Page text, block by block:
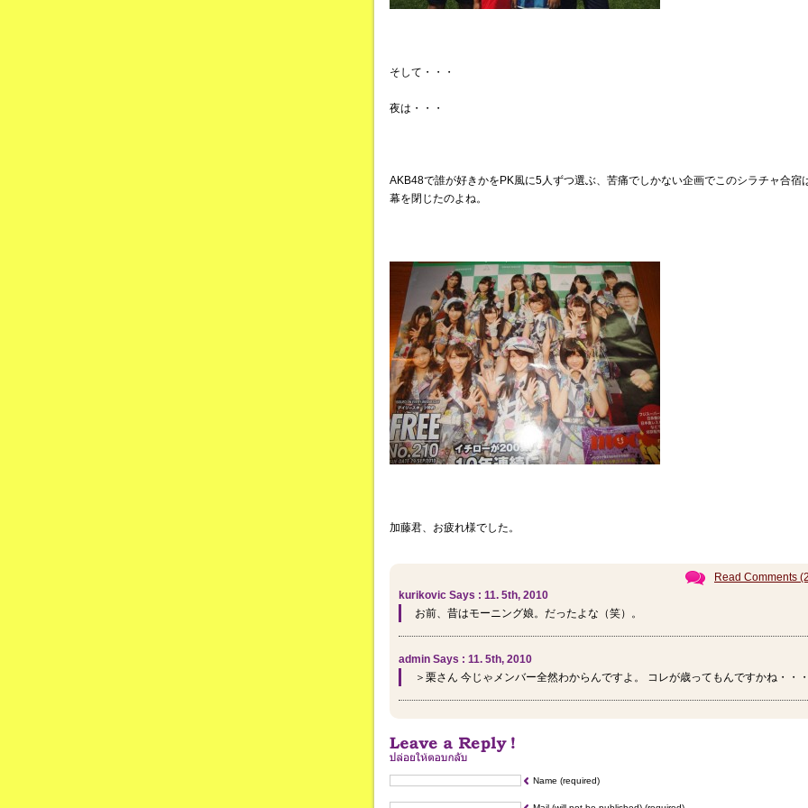
そして・・・
夜は・・・
AKB48で誰が好きかをPK風に5人ずつ選ぶ、苦痛でしかない企画でこのシラチャ合宿
幕を閉じたのよね。
加藤君、お疲れ様でした。
Read Comments
kurikovic Says : 11. 5th, 2010
お前、昔はモーニング娘。だったよな（笑）。
admin Says : 11. 5th, 2010
＞栗さん 今じゃメンバー全然わからんですよ。 コレが歳ってもんですかね・・
Name (required)